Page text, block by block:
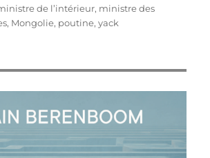
de l’intérieur, ministre des
, Mongolie, poutine,yack